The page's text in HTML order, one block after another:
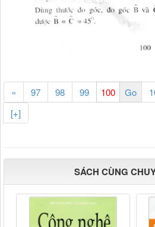
« 97 98 99
[+]
SÁCH CÙNG